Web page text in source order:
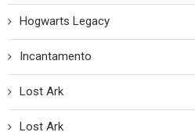
Hogwarts Legacy
Incantamento
Lost Ark
Lost Ark